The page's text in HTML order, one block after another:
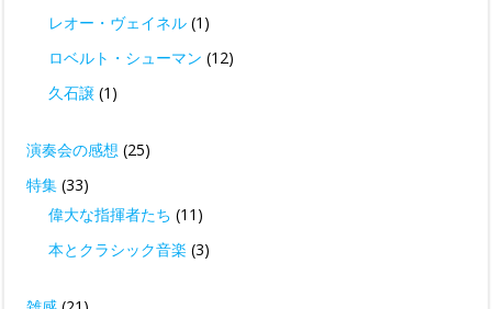
レオー・ヴェイネル (1)
ロベルト・シューマン (12)
久石譲 (1)
演奏会の感想 (25)
特集 (33)
偉大な指揮者たち (11)
本とクラシック音楽 (3)